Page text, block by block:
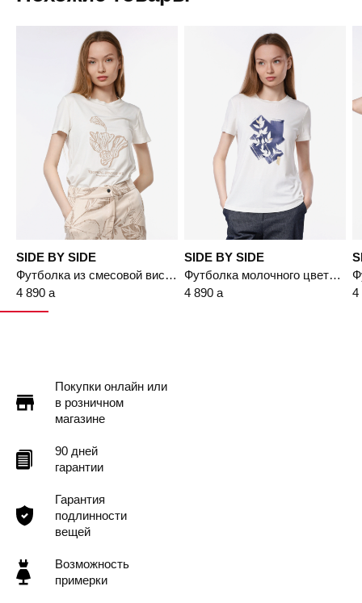
SIDE BY SIDE
Футболка из смесовой вискозы с принтом
4 890 a
SIDE BY SIDE
Футболка молочного цвета с термоаппликацией
4 890 a 4
Покупки онлайн или
в розничном
магазине
90 дней
гарантии
Гарантия
подлинности
вещей
Возможность
примерки